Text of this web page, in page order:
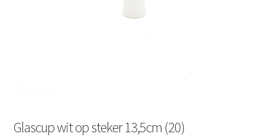
Glascup wit op steker 13,5cm (20)